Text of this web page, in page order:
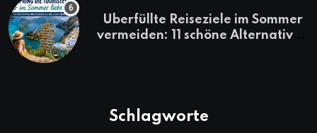
Überfüllte Reiseziele im Sommer
vermeiden: 11 schöne Alternativen
Schlagworte